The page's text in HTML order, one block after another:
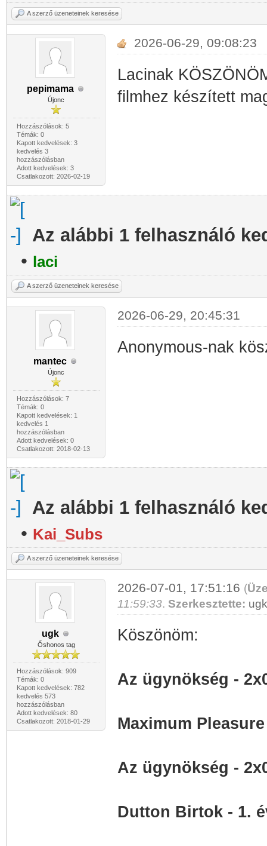
A szerző üzeneteinek keresése
pepimama
Újonc
Hozzászólások: 5
Témák: 0
Kapott kedvelések: 3
kedvelés 3
hozzászólásban
Adott kedvelések: 3
Csatlakozott: 2026-02-19
2026-06-29, 09:08:23
Lacinak
filmhez készített
Az alábbi 1 felhasználó
• laci
A szerző üzeneteinek keresése
mantec
Újonc
Hozzászólások: 7
Témák: 0
Kapott kedvelések: 1
kedvelés 1
hozzászólásban
Adott kedvelések: 0
Csatlakozott: 2018-02-13
2026-06-29, 20:45:31
Anonymous-nak
Az alábbi 1 felhasználó
• Kai_Subs
A szerző üzeneteinek keresése
ugk
Őshonos tag
Hozzászólások: 909
Témák: 0
Kapott kedvelések: 782
kedvelés 573
hozzászólásban
Adott kedvelések: 80
Csatlakozott: 2018-01-29
2026-07-01, 17:51:16 (
11:59:33. Szerkesztette: ugk
Köszönöm:
Az ügynökség -
Maximum
Az ügynökség -
Dutton Birtok - 1.